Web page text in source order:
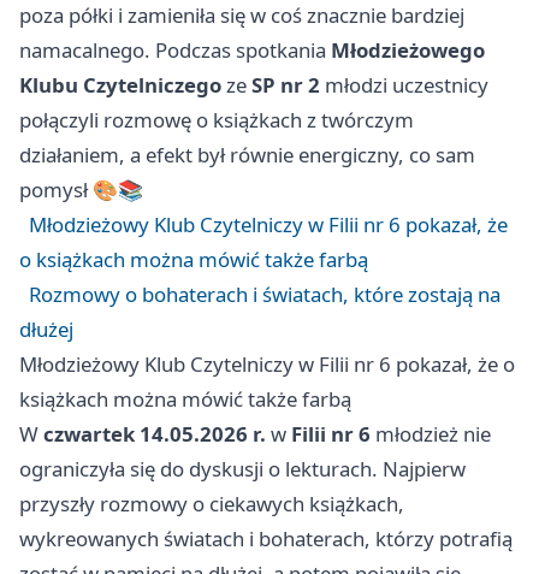
poza półki i zamieniła się w coś znacznie bardziej
namacalnego. Podczas spotkania Młodzieżowego
Klubu CzytelniczegozeSP nr 2 młodzi uczestnicy
połączyli rozmowę o książkach z twórczym
działaniem, a efekt był równie energiczny, co sam
pomysł 🎨📚
Młodzieżowy Klub Czytelniczy w Filii nr 6 pokazał, że
o książkach można mówić także farbą
Rozmowy o bohaterach i światach, które zostają na
dłużej
Młodzieżowy Klub Czytelniczy w Filii nr 6 pokazał, że o
książkach można mówić także farbą
Wczwartek 14.05.2026 r. w Filii nr 6 młodzież nie
ograniczyła się do dyskusji o lekturach. Najpierw
przyszły rozmowy o ciekawych książkach,
wykreowanych światach i bohaterach, którzy potrafią